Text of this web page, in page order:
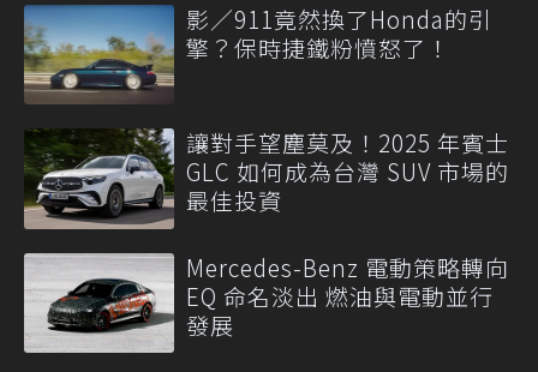
影／911竟然換了Honda的引
擎？保時捷鐵粉憤怒了！
讓對手望塵莫及！2025 年賓士
GLC 如何成為台灣 SUV 市場的
最佳投資
Mercedes-Benz 電動策略轉向
EQ 命名淡出 燃油與電動並行
發展